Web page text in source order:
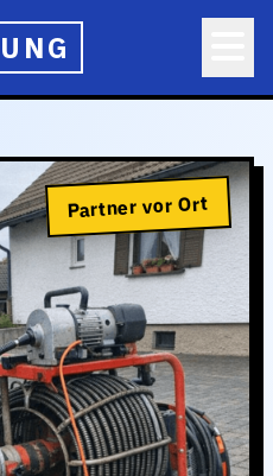
Partner vor Ort